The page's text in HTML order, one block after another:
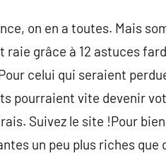
on en a toutes. Mais
raie grâce à 12 astuces
celui qui seraient
pourraient vite devenir
Suivez le site !Pour
un peu plus riches que